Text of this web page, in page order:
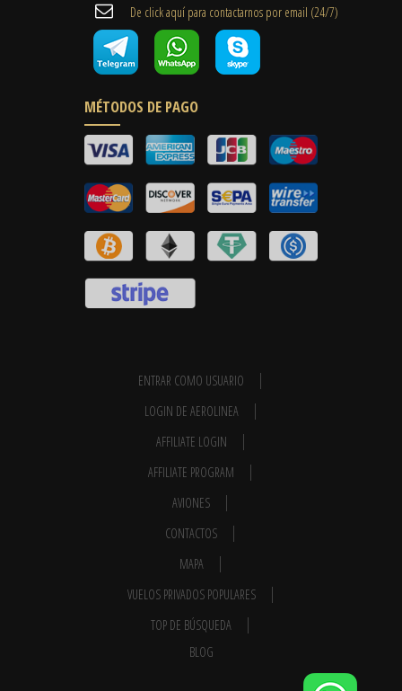
De click aquí para contactarnos por email ​(24/7)
MÉTODOS DE PAGO
ENTRAR COMO USUARIO
LOGIN DE AEROLINEA
AFFILIATE LOGIN
AFFILIATE PROGRAM
AVIONES
CONTACTOS
MAPA
VUELOS PRIVADOS POPULARES
TOP DE BÚSQUEDA
BLOG